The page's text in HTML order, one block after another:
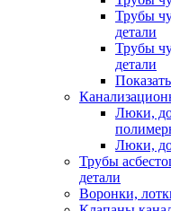
Трубы
детали
Трубы
детали
Люки,
Люки,
Трубы
детали
Воронки,